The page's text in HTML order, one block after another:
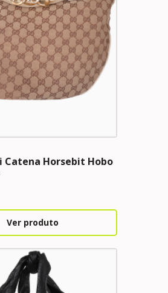
Catena Horsebit Hobo
Ver produto